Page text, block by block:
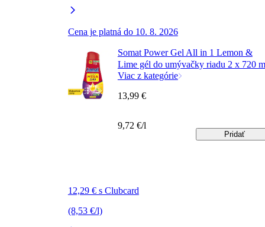
Cena je platná do 10. 8. 2026
Somat Power Gel All in 1 Lemon &
Lime gél do umývačky riadu 2 x 720
Viac z kategórie
12,29 € s Clubcard
(8,53 €/l)
13,99 €
9,72 €/l
Pridať